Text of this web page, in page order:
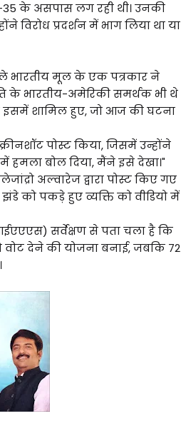
के असपास लग रही थी। उनकी
विरोध प्रदर्शन में भाग लिया था या
भारतीय मूल के एक पत्रकार ने
के भारतीय-अमेरिकी समर्थक भी थे
इसमें शामिल हुए, जो आज की घटना
पोस्ट किया, जिसमें उन्होंने
हमला बोल दिया, मैंने इसे देखा।"
अल्वारेज द्वारा पोस्ट किए गए
को पकड़े हुए व्यक्ति को वीडियो में
सर्वेक्षण से पता चला है कि
देने की योजना बनाई, जबकि 72